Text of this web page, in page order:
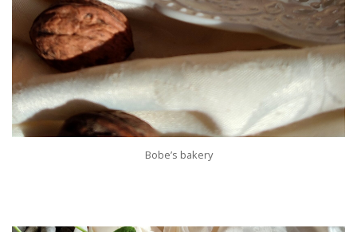
Bobe’s bakery